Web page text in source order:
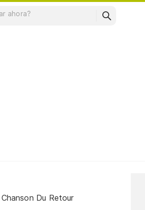
Chanson Du Retour